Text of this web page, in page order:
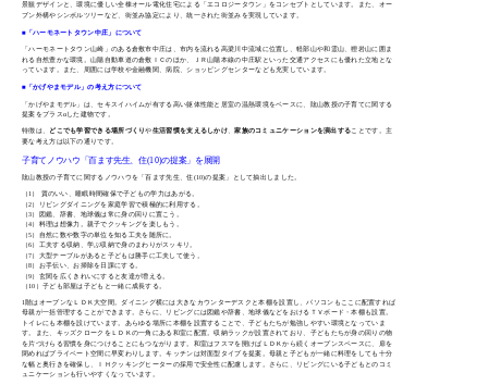
景観デザインと、環境に優しい全棟オール電化住宅による「エコロジータウン」をコンセプトとしています。また、オー
プン外構やシンボルツリーなど、街並み協定により、統一された街並みを実現しています。
■「ハーモネートタウン中庄」について
「ハーモネートタウン山崎」のある倉敷市中庄は、市内を流れる高梁川中流域に位置し、軽部山や和霊山、狸岩山に囲ま
れる自然豊かな環境。山陽自動車道の倉敷ＩＣのほか、ＪＲ山陽本線の中庄駅といった交通アクセスにも優れた立地とな
っています。また、周囲には学校や金融機関、病院、ショッピングセンターなども充実しています。
■「かげやまモデル」の考え方について
「かげやまモデル」は、セキスイハイムが有する高い躯体性能と居室の温熱環境をベースに、隂山教授の子育てに関する
提案をプラスαした建物です。
特徴は、 どこでも学習できる場所づくりや生活習慣を支えるしかけ 、家族のコミュニケーションを演出することです。主
要な考え方は以下の通りです。
子育てノウハウ「百ます先生、住(10)の提案」を展開
隂山教授の子育てに関するノウハウを「百ます先生、住(10)の提案」として抽出しました。
（1） 質のいい、睡眠時間確保で子どもの学力はあがる。
（2）リビングダイニングを家庭学習で積極的に利用する。
（3）図鑑、辞書、地球儀は常に身の回りに置こう。
（4）料理は想像力。親子でクッキングを楽しもう。
（5）自然に数や数字の単位を知る工夫を随所に。
（6）工夫する収納、学ぶ収納で身のまわりがスッキリ。
（7）大型テーブルがあると子どもは勝手に工夫して使う。
（8）お手伝い、お掃除を日課にする。
（9）玄関を広くきれいにすると友達が増える。
（10）子ども部屋は子どもと一緒に成長する。
1階はオープンなＬＤＫ大空間。ダイニング横には大きなカウンターデスクと本棚を設置し、パソコンもここに配置すれば
母親が一括管理することができます。さらに、リビングには図鑑や辞書、地球儀などをおけるＴＶボード・本棚も設置。
トイレにも本棚を設けています。あらゆる場所に本棚を設置することで、子どもたちが勉強しやすい環境となっていま
す。また、キッズクロークをＬＤＫの一角にある和室に配置。収納ラックが設置されており、子どもたちが身の回りの物
を片づけらる習慣を身につけることにもつながります。和室はフスマを開けばＬＤＫから続くオープンスペースに、扉を
閉めればプライベート空間に早変わりします。キッチンは対面型タイプを提案。母親と子どもが一緒に料理をしても十分
な幅と奥行きを確保し、ＩＨクッキングヒーターの採用で安全性に配慮します。さらに、リビングにいる子どもとのコミ
ュニケーションも行いやすくなっています。